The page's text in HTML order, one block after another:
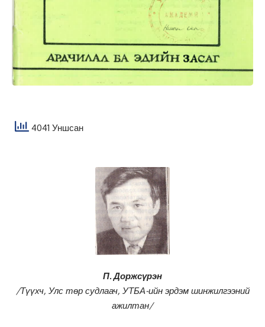
4041 Уншсан
П. Доржсүрэн
/Түүхч, Улс төр судлаач, УТБА-ийн эрдэм шинжилгээний
ажилтан/